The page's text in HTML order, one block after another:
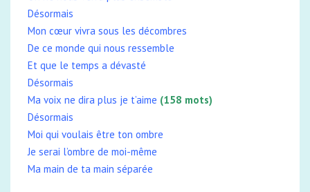
Désormais
Mon cœur vivra sous les décombres
De ce monde qui nous ressemble
Et que le temps a dévasté
Désormais
Ma voix ne dira plus je t’aime (158 mots)
Désormais
Moi qui voulais être ton ombre
Je serai l’ombre de moi-même
Ma main de ta main séparée